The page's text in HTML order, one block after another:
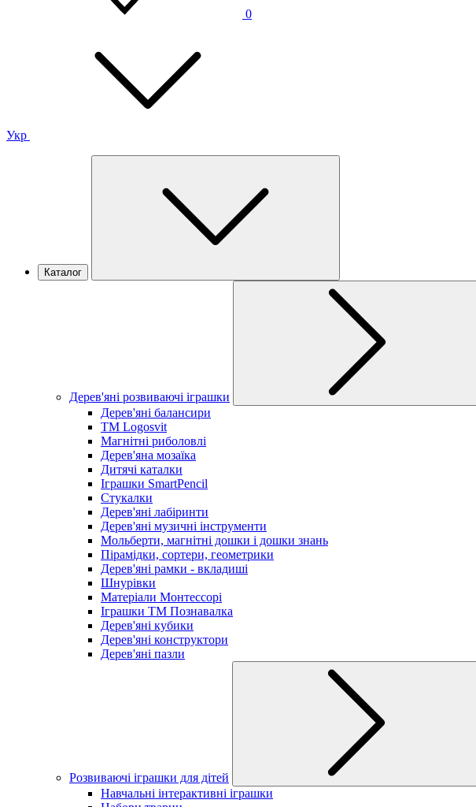
0
Укр
Каталог
Дерев'яні розвиваючі іграшки
Дерев'яні балансири
TM Logosvit
Магнітні риболовлі
Дерев'яна мозаїка
Дитячі каталки
Іграшки SmartPencil
Стукалки
Дерев'яні лабіринти
Дерев'яні музичні інструменти
Мольберти, магнітні дошки і дошки знань
Пірамідки, сортери, геометрики
Дерев'яні рамки - вкладиші
Шнурівки
Матеріали Монтессорі
Іграшки ТМ Познавалка
Дерев'яні кубики
Дерев'яні конструктори
Дерев'яні пазли
Розвиваючі іграшки для дітей
Навчальні інтерактивні іграшки